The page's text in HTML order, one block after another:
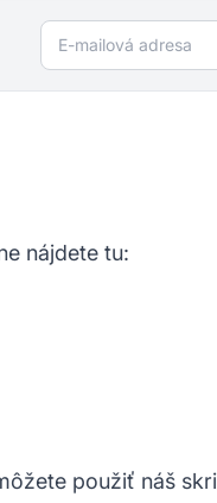
E-mailová adresa
nájdete tu:
použiť náš